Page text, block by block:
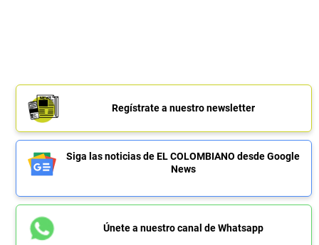
Regístrate a nuestro newsletter
Siga las noticias de EL COLOMBIANO desde Google
News
Únete a nuestro canal de Whatsapp